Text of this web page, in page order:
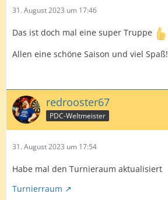
31. August 2023 um 17:46
Das ist doch mal eine super Truppe
Allen eine schöne Saison und viel Spaß!
redrooster67
PDC-Weltmeister
31. August 2023 um 17:54
Habe mal den Turnieraum aktualisiert
Turnierraum